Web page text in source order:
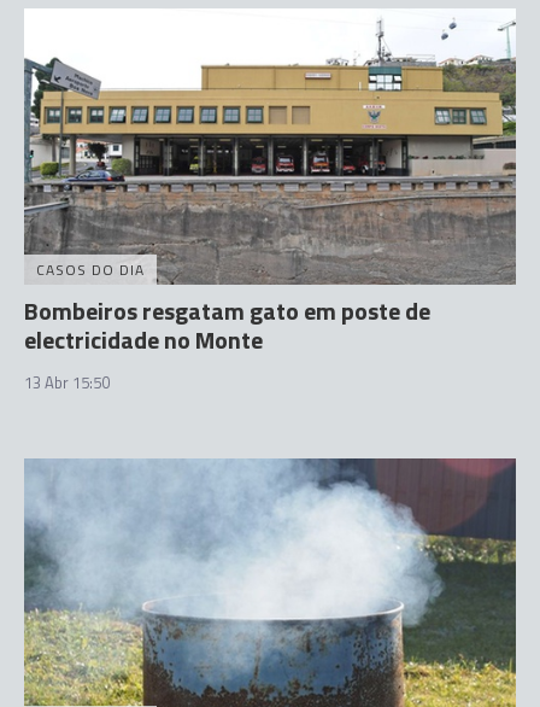
CASOS DO DIA
Bombeiros resgatam gato em poste de
electricidade no Monte
13 Abr 15:50